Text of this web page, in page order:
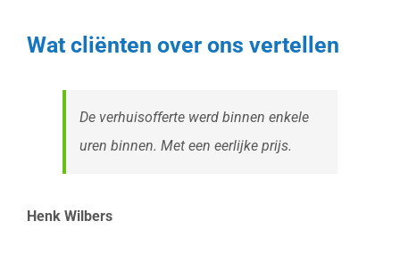
Wat cliënten over ons vertellen
De verhuisofferte werd binnen enkele
uren binnen. Met een eerlijke prijs.
Henk Wilbers